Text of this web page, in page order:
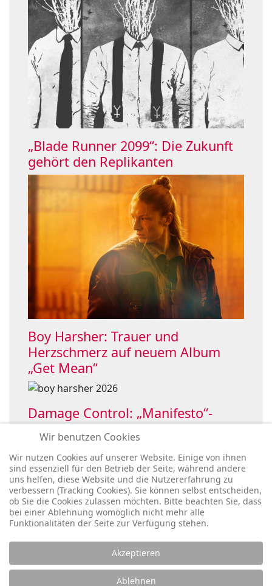
„Blade Runner 2099“: Die Zukunft
gehört den Replikanten
Boy Harsher: Trauer und
Herzschmerz auf neuem Album
„Get Mean“
Damage Control: „Manifesto“-
Single holt OHMElectronic ins Boot
Legal:
Wir benutzen Cookies
Wir nutzen Cookies auf unserer Website. Einige von ihnen
sind essenziell für den Betrieb der Seite, während andere
uns helfen, diese Website und die Nutzererfahrung zu
verbessern (Tracking Cookies). Sie können selbst entscheiden,
ob Sie die Cookies zulassen möchten. Bitte beachten Sie, dass
bei einer Ablehnung womöglich nicht mehr alle
Funktionalitäten der Seite zur Verfügung stehen.
Akzeptieren
Ablehnen